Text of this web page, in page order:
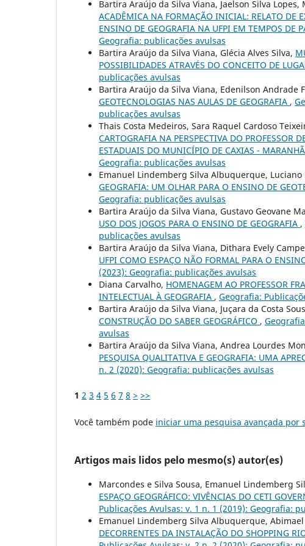
Bartira Araújo da Silva Viana, Jaelson Silva Lopes,
ACADÊMICA NA FORMAÇÃO INICIAL: RELATO DE
ENSINO DE GEOGRAFIA NA UFPI EM TEMPOS DE
Geografia: publicações avulsas
Bartira Araújo da Silva Viana, Glécia Alves Silva,
POSSIBILIDADES ATRAVÉS DO CONCEITO DE
publicações avulsas
Bartira Araújo da Silva Viana, Edenilson Andrade
GEOTECNOLOGIAS NAS AULAS DE GEOGRAFIA ,
publicações avulsas
Thais Costa Medeiros, Sara Raquel Cardoso
CARTOGRAFIA NA PERSPECTIVA DO PROFESSOR
ESTADUAIS DO MUNICÍPIO DE CAXIAS -
Geografia: publicações avulsas
Emanuel Lindemberg Silva Albuquerque, Luciano
GEOGRAFIA: UM OLHAR PARA O ENSINO DE
Geografia: publicações avulsas
Bartira Araújo da Silva Viana, Gustavo Geovane
USO DOS JOGOS PARA O ENSINO DE GEOGRAFIA ,
publicações avulsas
Bartira Araújo da Silva Viana, Dithara Evely
UFPI COMO ESPAÇO NÃO FORMAL PARA O
(2023): Geografia: publicações avulsas
Diana Carvalho, HOMENAGEM AO PROFESSOR
INTELECTUAL À GEOGRAFIA , Geografia:
Bartira Araújo da Silva Viana, Juçara da Costa
CONSTRUÇÃO DO SABER GEOGRÁFICO ,
avulsas
Bartira Araújo da Silva Viana, Andrea Lourdes
PESQUISA QUALITATIVA E GEOGRAFIA: UMA
n. 2 (2020): Geografia: publicações avulsas
1 2 3 4 5 6 7 8 > >>
Você também pode iniciar uma pesquisa avançada por
Artigos mais lidos pelo mesmo(s) autor(es)
Marcondes e Silva Sousa, Emanuel Lindemberg
ESPAÇO GEOGRÁFICO: VIVÊNCIAS DO CETI
Publicações Avulsas: v. 1 n. 1 (2019): Geografia:
Emanuel Lindemberg Silva Albuquerque,
DECORRENTES DA INSTALAÇÃO DO SHOPPING